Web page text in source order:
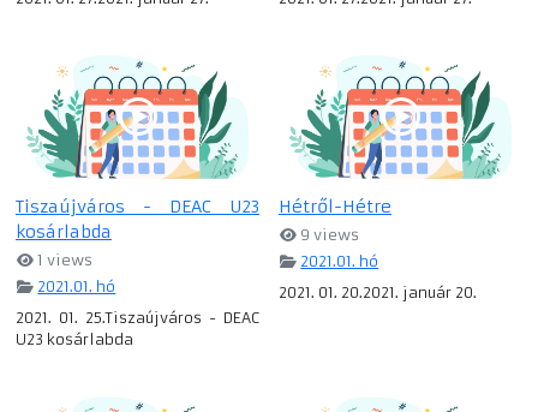
Tiszaújváros - DEAC U23
kosárlabda
1 views
2021.01. hó
2021. 01. 25.Tiszaújváros - DEAC
U23 kosárlabda
Hétről-Hétre
9 views
2021.01. hó
2021. 01. 20.2021. január 20.